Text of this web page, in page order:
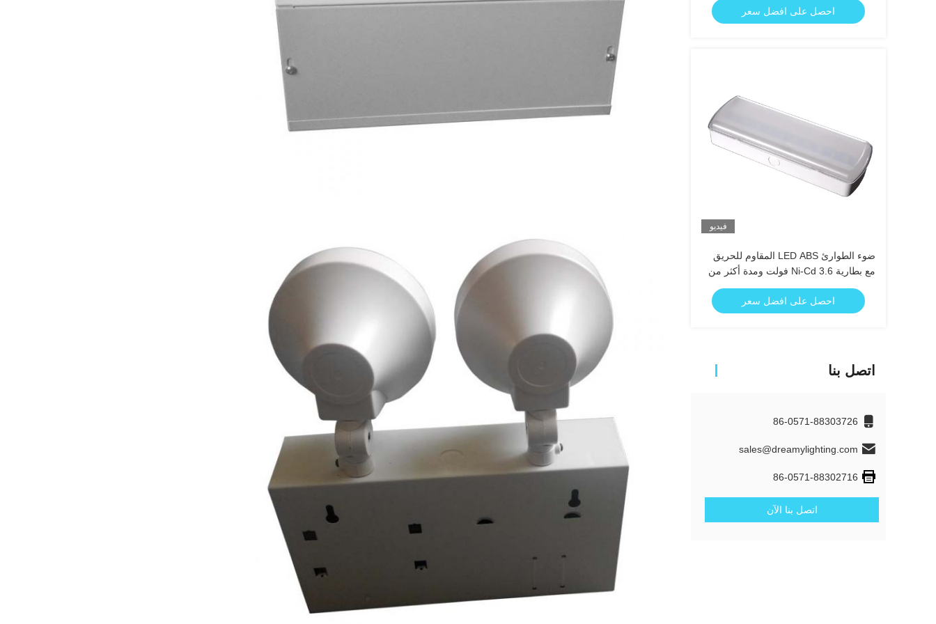
احصل على افضل سعر
فيديو
ضوء الطوارئ LED ABS المقاوم للحريق
مع بطارية Ni-Cd 3.6 فولت ومدة أكثر من
احصل على افضل سعر
اتصل بنا
86-0571-88303726
sales@dreamylighting.com
86-0571-88302716
اتصل بنا الآن